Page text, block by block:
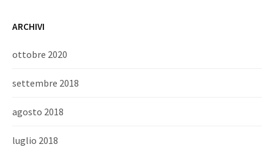
ARCHIVI
ottobre 2020
settembre 2018
agosto 2018
luglio 2018